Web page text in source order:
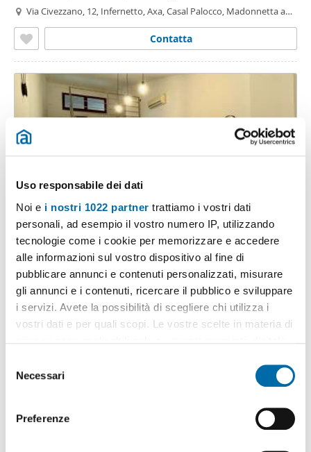
Uso responsabile dei dati
Noi e i nostri 1022 partner trattiamo i vostri dati
personali, ad esempio il vostro numero IP, utilizzando
tecnologie come i cookie per memorizzare e accedere
alle informazioni sul vostro dispositivo al fine di
pubblicare annunci e contenuti personalizzati, misurare
gli annunci e i contenuti, ricercare il pubblico e sviluppare
i servizi. Avete la possibilità di scegliere chi utilizza i
vostri dati e per quali scopi. Le vostre scelte in materia di
modificare o revocare il proprio consenso in qualsiasi
momento dalla Dichiarazione sui cookie o facendo clic
Necessari
Preferenze
Via Civezzano, 12, Infernetto, Axa, Casal Palocco, Madonnetta a
Contatta
750€
45m2 2 Loc 1 Bagno
Via Umberto Giordano, Infernetto, Axa, Casal Palocco,
Madonnetta a Roma, Roma
Contatta
NUOVO Máx. 10km